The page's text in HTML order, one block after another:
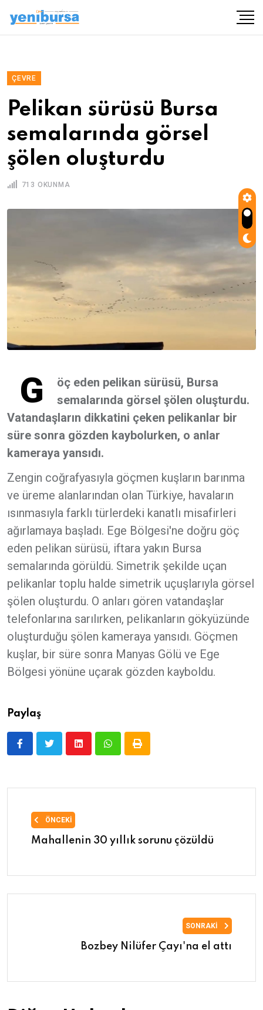
ÇEVRE
Pelikan sürüsü Bursa
semalarında görsel
şölen oluşturdu
713 OKUNMA
G
öç eden pelikan sürüsü, Bursa
semalarında görsel şölen oluşturdu.
Vatandaşların dikkatini çeken pelikanlar bir
süre sonra gözden kaybolurken, o anlar
kameraya yansıdı.
Zengin coğrafyasıyla göçmen kuşların barınma
ve üreme alanlarından olan Türkiye, havaların
ısınmasıyla farklı türlerdeki kanatlı misafirleri
ağırlamaya başladı. Ege Bölgesi'ne doğru göç
eden pelikan sürüsü, iftara yakın Bursa
semalarında görüldü. Simetrik şekilde uçan
pelikanlar toplu halde simetrik uçuşlarıyla görsel
şölen oluşturdu. O anları gören vatandaşlar
telefonlarına sarılırken, pelikanların gökyüzünde
oluşturduğu şölen kameraya yansıdı. Göçmen
kuşlar, bir süre sonra Manyas Gölü ve Ege
Bölgesi yönüne uçarak gözden kayboldu.
Paylaş
ÖNCEKI
Mahallenin 30 yıllık sorunu çözüldü
SONRAKI
Bozbey Nilüfer Çayı'na el attı